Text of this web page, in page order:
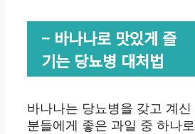
– 바나나로 맛있게 즐
기는 당뇨병 대처법
바나나는 당뇨병을 갖고 계신
분들에게 좋은 과일 중 하나로